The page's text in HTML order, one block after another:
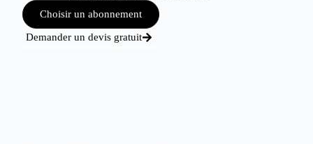
Choisir un abonnement
Demander un devis gratuit